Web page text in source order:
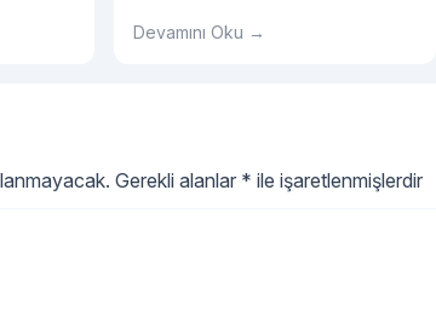
bırakmıyor ve sitemizde birçok
Devamını Oku →
Gerekli alanlar * ile işaretlenmişlerdir